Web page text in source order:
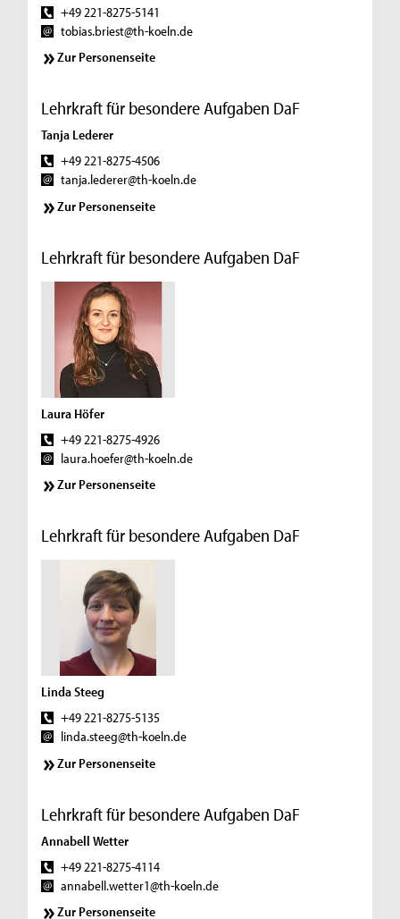
+49 221-8275-5141
tobias.briest@th-koeln.de
Zur Personenseite
Lehrkraft für besondere Aufgaben DaF
Tanja Lederer
+49 221-8275-4506
tanja.lederer@th-koeln.de
Zur Personenseite
Lehrkraft für besondere Aufgaben DaF
Laura Höfer
+49 221-8275-4926
laura.hoefer@th-koeln.de
Zur Personenseite
Lehrkraft für besondere Aufgaben DaF
Linda Steeg
+49 221-8275-5135
linda.steeg@th-koeln.de
Zur Personenseite
Lehrkraft für besondere Aufgaben DaF
Annabell Wetter
+49 221-8275-4114
annabell.wetter1@th-koeln.de
Zur Personenseite